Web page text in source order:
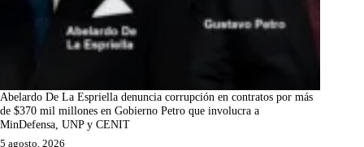
Abelardo De La Espriella denuncia corrupción en contratos por más
de $370 mil millones en Gobierno Petro que involucra a
MinDefensa, UNP y CENIT
5 agosto, 2026